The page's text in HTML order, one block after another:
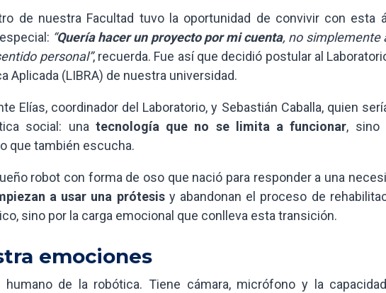
de nuestra Facultad tuvo la oportunidad de convivir con esta
“Quería hacer un proyecto por mi cuenta, no simplemente
personal”, recuerda. Fue así que decidió postular al
Aplicada (LIBRA) de nuestra universidad.
Elías, coordinador del Laboratorio, y Sebastián Caballa, quien
social: una tecnología que no se limita a funcionar, sino
que también escucha.
robot con forma de oso que nació para responder a una
a usar una prótesisy abandonan el proceso de
sino por la carga emocional que conlleva esta transición.
emociones
de la robótica. Tiene cámara, micrófono y la